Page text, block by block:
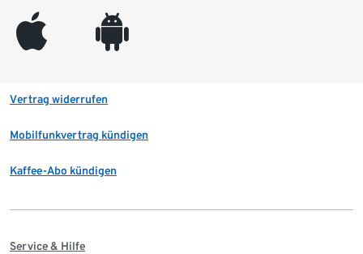
appleinc android
Vertrag widerrufen
Mobilfunkvertrag kündigen
Kaffee-Abo kündigen
Service & Hilfe